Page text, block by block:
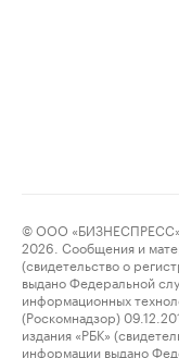
© ООО
2026. Сообщения и
(свидетельство о
выдано Федеральной
информационных
(Роскомнадзор)
издания «РБК»
информации выдано